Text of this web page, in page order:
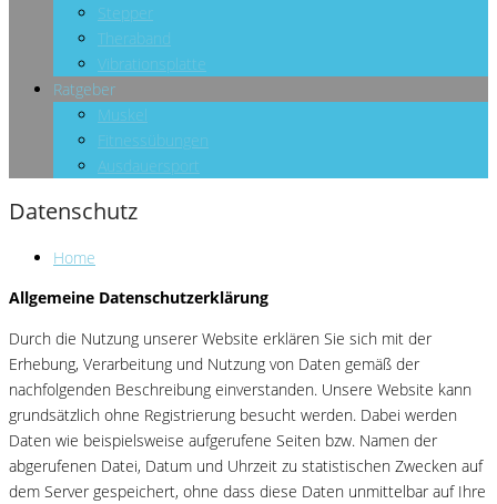
Stepper
Theraband
Vibrationsplatte
Ratgeber
Muskel
Fitnessübungen
Ausdauersport
Datenschutz
Home
Allgemeine Datenschutzerklärung
Durch die Nutzung unserer Website erklären Sie sich mit der
Erhebung, Verarbeitung und Nutzung von Daten gemäß der
nachfolgenden Beschreibung einverstanden. Unsere Website kann
grundsätzlich ohne Registrierung besucht werden. Dabei werden
Daten wie beispielsweise aufgerufene Seiten bzw. Namen der
abgerufenen Datei, Datum und Uhrzeit zu statistischen Zwecken auf
dem Server gespeichert, ohne dass diese Daten unmittelbar auf Ihre